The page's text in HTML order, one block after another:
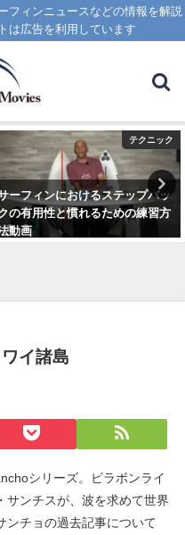
フィンニュースなどの情報を解説
は広告を利用しています
テクニック
ーフィンにおけるステップバッ
の有用性と慣れるための練習方
動画
イ諸島
シリーズ。ビラボンライ
サンチスが、波を求めて世界
ンチョの過去記事について